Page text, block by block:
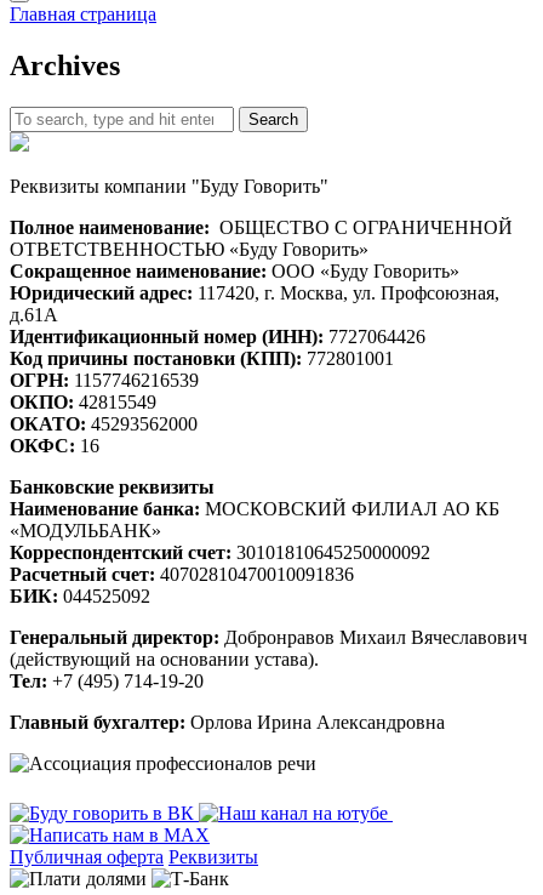
Главная страница
Archives
Search
Реквизиты компании "Буду Говорить"
Полное наименование: ОБЩЕСТВО С ОГРАНИЧЕННОЙ
ОТВЕТСТВЕННОСТЬЮ «Буду Говорить»
Сокращенное наименование: ООО «Буду Говорить»
Юридический адрес: 117420, г. Москва, ул. Профсоюзная,
д.61А
Идентификационный номер (ИНН): 7727064426
Код причины постановки (КПП): 772801001
ОГРН: 1157746216539
ОКПО: 42815549
ОКАТО: 45293562000
ОКФС: 16
Банковские реквизиты
Наименование банка: МОСКОВСКИЙ ФИЛИАЛ АО КБ
«МОДУЛЬБАНК»
Корреспондентский счет: 30101810645250000092
Расчетный счет: 40702810470010091836
БИК: 044525092
Генеральный директор: Добронравов Михаил Вячеславович
(действующий на основании устава).
Тел: +7 (495) 714-19-20
Главный бухгалтер: Орлова Ирина Александровна
Публичная оферта Реквизиты